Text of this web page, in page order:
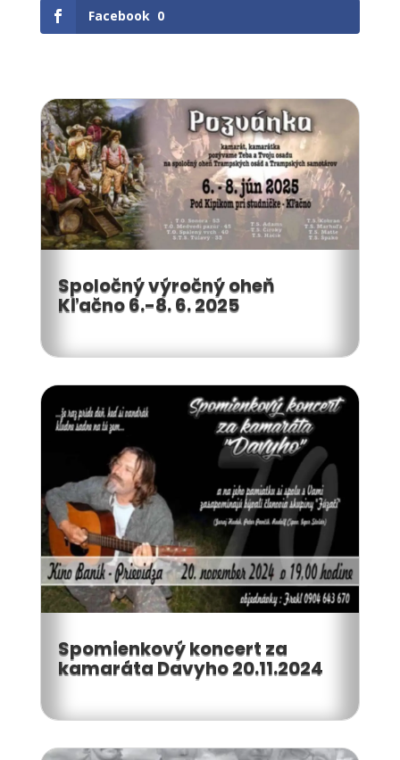
Facebook 0
Spoločný výročný oheň
Kľačno 6.-8. 6. 2025
Spomienkový koncert za
kamaráta Davyho 20.11.2024